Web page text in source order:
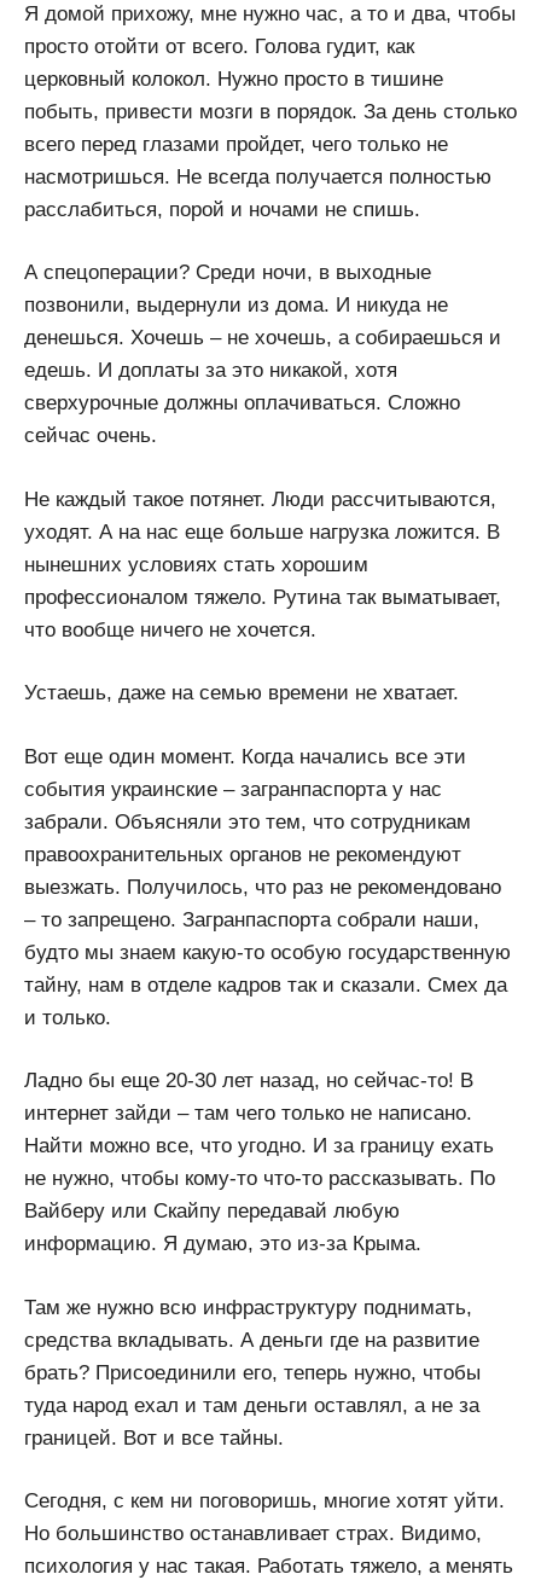
Я домой прихожу, мне нужно час, а то и два, чтобы
просто отойти от всего. Голова гудит, как
церковный колокол. Нужно просто в тишине
побыть, привести мозги в порядок. За день столько
всего перед глазами пройдет, чего только не
насмотришься. Не всегда получается полностью
расслабиться, порой и ночами не спишь.
А спецоперации? Среди ночи, в выходные
позвонили, выдернули из дома. И никуда не
денешься. Хочешь – не хочешь, а собираешься и
едешь. И доплаты за это никакой, хотя
сверхурочные должны оплачиваться. Сложно
сейчас очень.
Не каждый такое потянет. Люди рассчитываются,
уходят. А на нас еще больше нагрузка ложится. В
нынешних условиях стать хорошим
профессионалом тяжело. Рутина так выматывает,
что вообще ничего не хочется.
Устаешь, даже на семью времени не хватает.
Вот еще один момент. Когда начались все эти
события украинские – загранпаспорта у нас
забрали. Объясняли это тем, что сотрудникам
правоохранительных органов не рекомендуют
выезжать. Получилось, что раз не рекомендовано
– то запрещено. Загранпаспорта собрали наши,
будто мы знаем какую-то особую государственную
тайну, нам в отделе кадров так и сказали. Смех да
и только.
Ладно бы еще 20-30 лет назад, но сейчас-то! В
интернет зайди – там чего только не написано.
Найти можно все, что угодно. И за границу ехать
не нужно, чтобы кому-то что-то рассказывать. По
Вайберу или Скайпу передавай любую
информацию. Я думаю, это из-за Крыма.
Там же нужно всю инфраструктуру поднимать,
средства вкладывать. А деньги где на развитие
брать? Присоединили его, теперь нужно, чтобы
туда народ ехал и там деньги оставлял, а не за
границей. Вот и все тайны.
Сегодня, с кем ни поговоришь, многие хотят уйти.
Но большинство останавливает страх. Видимо,
психология у нас такая. Работать тяжело, а менять